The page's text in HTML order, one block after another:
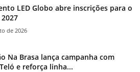
LED Globo abre inscrições para o
de 2026
Na Brasa lança campanha com
e reforça linha...